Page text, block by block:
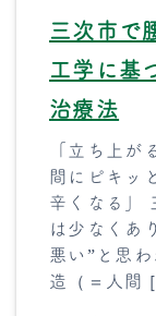
三次市で
工学に基
治療法
「立ち上
間にピキッ
辛くなる」
は少なくあ
悪い”と思
造（＝人間